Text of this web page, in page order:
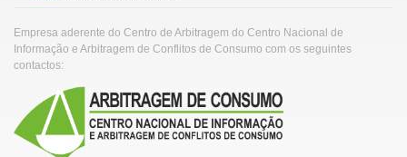
Empresa aderente do Centro de Arbitragem do Centro Nacional de
Informação e Arbitragem de Conflitos de Consumo com os seguintes
contactos: